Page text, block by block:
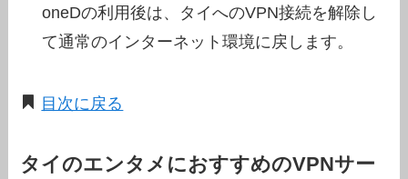
oneDの利用後は、タイへのVPN接続を解除し
て通常のインターネット環境に戻します。
目次に戻る
タイのエンタメにおすすめのVPNサー